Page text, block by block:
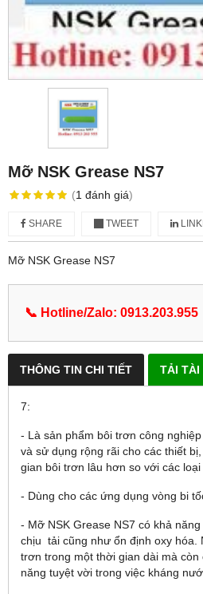
Mỡ NSK Grease NS7
(1 đánh giá)
SHARE TWEET
Mỡ NSK Grease NS7
📞 Hotline/Zalo: 0913.203.955
THÔNG TIN CHI TIẾT TẢI TÀI
7:
- Là sản phẩm bôi trơn công
và sử dụng rộng rãi cho các thiết
gian bôi trơn lâu hơn so với các
- Dùng cho các ứng dụng vòng bi
- Mỡ NSK Grease NS7 có khả
chịu tải cũng như ổn định oxy hóa.
trơn trong một thời gian dài mà
năng tuyệt vời trong việc kháng